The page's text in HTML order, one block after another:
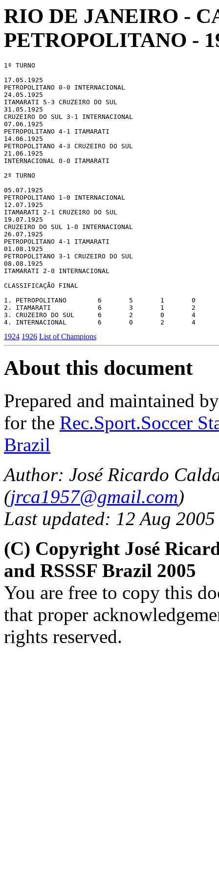
RIO DE JANEIRO -
PETROPOLITANO -
1º TURNO
17.05.1925
PETROPOLITANO 0-0 INTERNACIONAL
24.05.1925
ITAMARATI 5-3 CRUZEIRO DO SUL
31.05.1925
CRUZEIRO DO SUL 3-1 INTERNACIONAL
07.06.1925
PETROPOLITANO 4-1 ITAMARATI
14.06.1925
PETROPOLITANO 4-3 CRUZEIRO DO SUL
21.06.1925
INTERNACIONAL 0-0 ITAMARATI
2º TURNO
05.07.1925
PETROPOLITANO 1-0 INTERNACIONAL
12.07.1925
ITAMARATI 2-1 CRUZEIRO DO SUL
19.07.1925
CRUZEIRO DO SUL 1-0 INTERNACIONAL
26.07.1925
PETROPOLITANO 4-1 ITAMARATI
01.08.1925
PETROPOLITANO 3-1 CRUZEIRO DO SUL
08.08.1925
ITAMARATI 2-0 INTERNACIONAL
CLASSIFICAÇÃO FINAL
1. PETROPOLITANO        6       5       1       0
2. ITAMARATI            6       3       1       2
3. CRUZEIRO DO SUL      6       2       0       4
1924 1926 List of Champions
About this document
Prepared and maintained
for the Rec.Sport.Soccer
Brazil
Author: José Ricardo
(jrca1957@gmail.com)
Last updated: 12 Aug 2005
(C) Copyright José
and RSSSF Brazil 2005
You are free to copy this
that proper
rights reserved.